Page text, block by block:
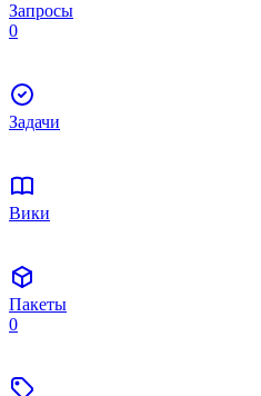
Запросы
0
Задачи
Вики
Пакеты
0